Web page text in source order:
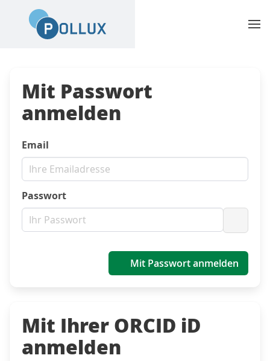
Mit Passwort
anmelden
Email
Passwort
Mit Passwort anmelden
Mit Ihrer ORCID iD
anmelden